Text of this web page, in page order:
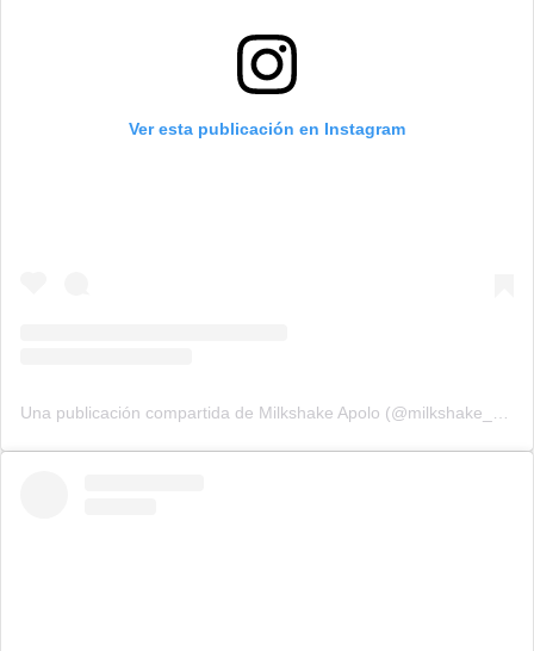
Ver esta publicación en Instagram
Una publicación compartida de Milkshake Apolo (@milkshake_apolo)